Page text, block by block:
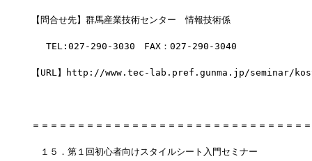
【問合せ先】群馬産業技術センター　情報技術係
TEL:027-290-3030　FAX：027-290-3040
【URL】http://www.tec-lab.pref.gunma.jp/seminar/
＝＝＝＝＝＝＝＝＝＝＝＝＝＝＝＝＝＝＝＝＝＝＝＝＝＝＝＝＝＝
１５．第１回初心者向けスタイルシート入門セミナー